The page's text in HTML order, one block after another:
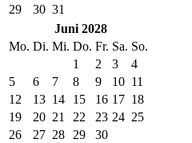
29
30 31
Juni 2028
Mo. Di. Mi. Do. Fr. Sa. So.
1
2 3
4
5
6 7 8 9 10 11
12
13 14 15 16 17 18
19
20 21 22 23 24 25
26
27 28 29
30